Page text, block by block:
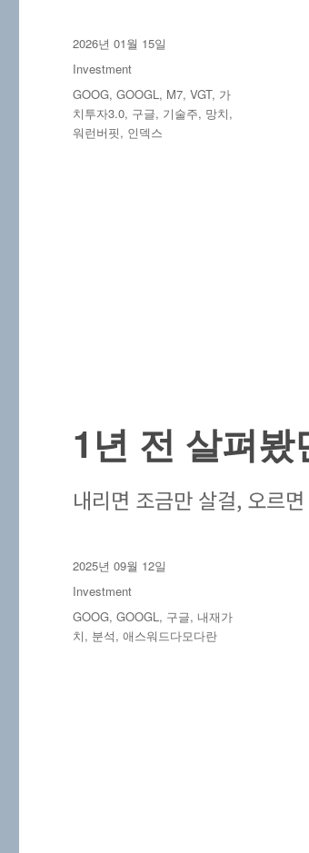
작
성
자
2026년 01월 15일
카
테
고
리
Investment
태
그
GOOG,GOOGL, M7,VGT, 가
치투자3.0, 구글, 기술주, 망치,
워런버핏, 인덱스
1년 전 살펴
내리면 조금만 살걸, 오르
작
성
자
2025년 09월 12일
카
테
고
리
Investment
태
그
GOOG,GOOGL, 구글, 내재가
치, 분석,애스워드다모다란